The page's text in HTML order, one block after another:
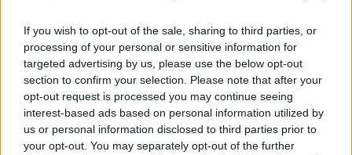
If you wish to opt-out of the sale, sharing to third parties, or
processing of your personal or sensitive information for
targeted advertising by us, please use the below opt-out
section to confirm your selection. Please note that after your
opt-out request is processed you may continue seeing
interest-based ads based on personal information utilized by
us or personal information disclosed to third parties prior to
your opt-out. You may separately opt-out of the further
VIIHDEUUTISET
Sääennuste ulottuu nyt
marraskuulle – tältä näyttää
syksyn sää